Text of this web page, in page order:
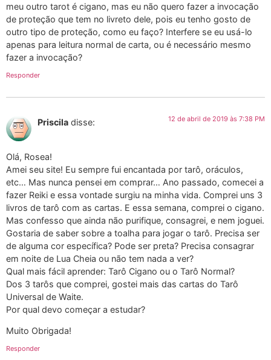
meu outro tarot é cigano, mas eu não quero fazer a invocação
de proteção que tem no livreto dele, pois eu tenho gosto de
outro tipo de proteção, como eu faço? Interfere se eu usá-lo
apenas para leitura normal de carta, ou é necessário mesmo
fazer a invocação?
Responder
Priscila disse: 12 de abril de 2019 às 7:38 PM
Olá, Rosea!
Amei seu site! Eu sempre fui encantada por tarô, oráculos,
etc… Mas nunca pensei em comprar… Ano passado, comecei a
fazer Reiki e essa vontade surgiu na minha vida. Comprei uns 3
livros de tarô com as cartas. E essa semana, comprei o cigano.
Mas confesso que ainda não purifique, consagrei, e nem joguei.
Gostaria de saber sobre a toalha para jogar o tarô. Precisa ser
de alguma cor específica? Pode ser preta? Precisa consagrar
em noite de Lua Cheia ou não tem nada a ver?
Qual mais fácil aprender: Tarô Cigano ou o Tarô Normal?
Dos 3 tarôs que comprei, gostei mais das cartas do Tarô
Universal de Waite.
Por qual devo começar a estudar?
Muito Obrigada!
Responder